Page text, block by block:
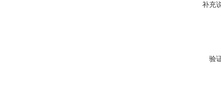
补充
验